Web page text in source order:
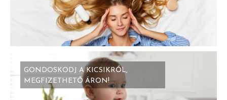
GONDOSKODJ A KICSIKRŐL,
MEGFIZETHETŐ ÁRON!